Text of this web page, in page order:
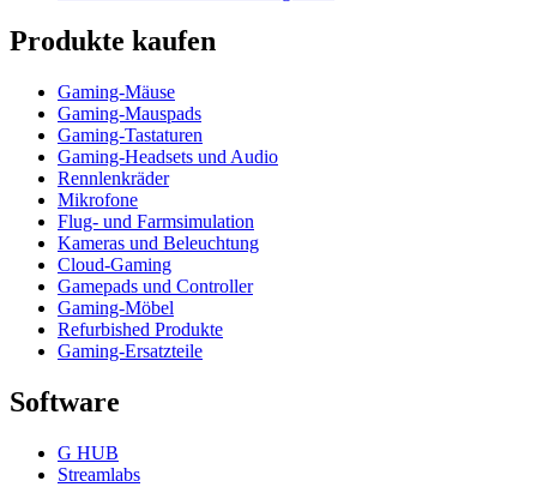
Produkte kaufen
Gaming-Mäuse
Gaming-Mauspads
Gaming-Tastaturen
Gaming-Headsets und Audio
Rennlenkräder
Mikrofone
Flug- und Farmsimulation
Kameras und Beleuchtung
Cloud-Gaming
Gamepads und Controller
Gaming-Möbel
Refurbished Produkte
Gaming-Ersatzteile
Software
G HUB
Streamlabs